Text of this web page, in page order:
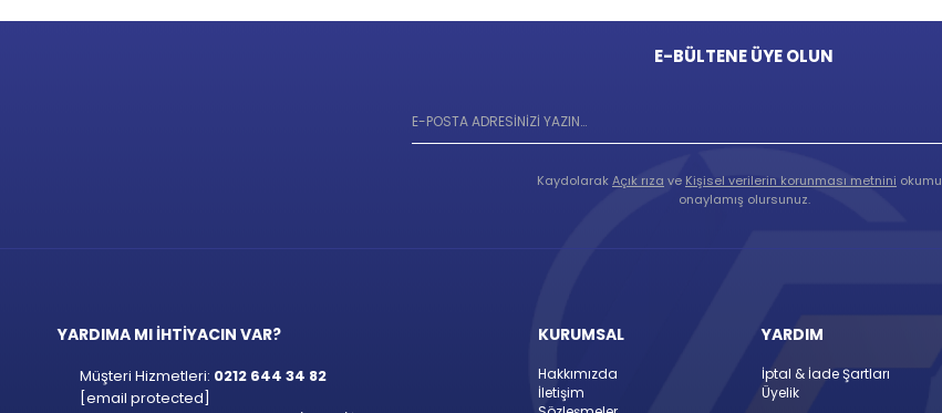
E-BÜLTENE ÜYE OLUN
KaydolarakAçık rıza ve Kişisel verilerin korunması metnini
onaylamış olursunuz.
YARDIMA MI İHTİYACIN VAR?
Müşteri Hizmetleri: 0212 644 34 82
[email protected]
KURUMSAL
Hakkımızda
İletişim
YARDIM
İptal & İade Şartları
Üyelik